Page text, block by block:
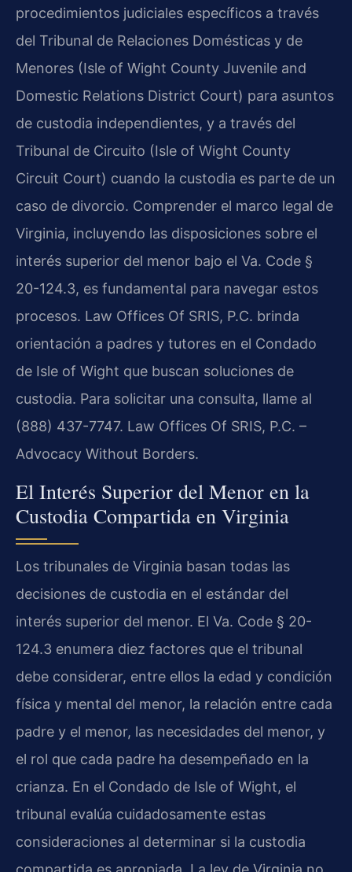
procedimientos judiciales específicos a través
del Tribunal de Relaciones Domésticas y de
Menores (Isle of Wight County Juvenile and
Domestic Relations District Court) para asuntos
de custodia independientes, y a través del
Tribunal de Circuito (Isle of Wight County
Circuit Court) cuando la custodia es parte de un
caso de divorcio. Comprender el marco legal de
Virginia, incluyendo las disposiciones sobre el
interés superior del menor bajo el Va. Code §
20-124.3, es fundamental para navegar estos
procesos. Law Offices Of SRIS, P.C. brinda
orientación a padres y tutores en el Condado
de Isle of Wight que buscan soluciones de
custodia. Para solicitar una consulta, llame al
(888) 437-7747. Law Offices Of SRIS, P.C. –
Advocacy Without Borders.
El Interés Superior del Menor en la
Custodia Compartida en Virginia
Los tribunales de Virginia basan todas las
decisiones de custodia en el estándar del
interés superior del menor. El Va. Code § 20-
124.3 enumera diez factores que el tribunal
debe considerar, entre ellos la edad y condición
física y mental del menor, la relación entre cada
padre y el menor, las necesidades del menor, y
el rol que cada padre ha desempeñado en la
crianza. En el Condado de Isle of Wight, el
tribunal evalúa cuidadosamente estas
consideraciones al determinar si la custodia